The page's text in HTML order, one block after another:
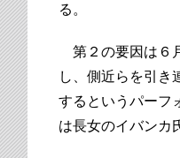
る。
第２の要因は６
し、側近らを引き
するというパーフ
は長女のイバンカ